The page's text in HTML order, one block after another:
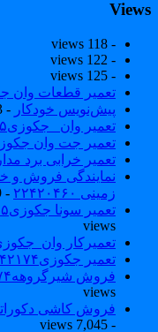
- 118 views
- 122 views
- 125 views
تعمیر قطعات وان
پیش‌نویس خودکار- 163 views
تعمیر وان _جکوزی۰۹۱۲۱۵۰۷۸۲۵
تعمیر جت وان جکوزی
تعمیر خرابی برد
نمایندگی فروش و
زمینی ۲۲۴۲۰۴۶۰
- 3,969 views
تعمیر سونا جکوزی۰۹۱۲۱۵۰۷۸۲۵#| Sauna | Jacuzzi
views
تعمیرکار
تعمیر جکوزی۸۸۰۴۲۱۷۴_فروش وان جکوزی
فروش شیرگروهه۸۸۰۴۲۱۷۴_تعمیر شیرگروهه
views
فروش کاشی دکوراتیو۸۸۰۴۲۱۷۴_فروش کاشی بین کابینتی